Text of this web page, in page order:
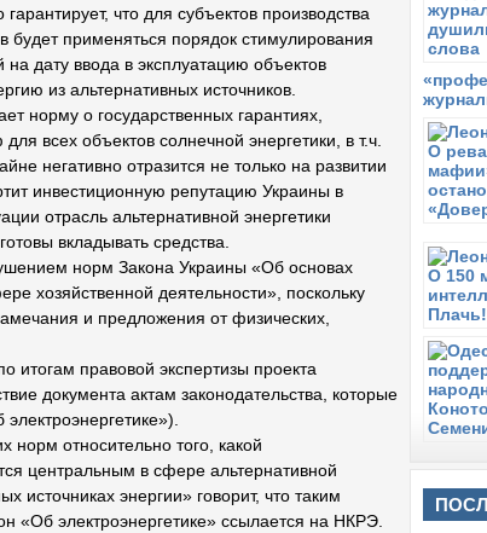
что для субъектов производства
будет применяться порядок стимулирования
на дату ввода в эксплуатацию объектов
из альтернативных источников.
норму о государственных гарантиях,
всех объектов солнечной энергетики, в т.ч.
негативно отразится не только на развитии
инвестиционную репутацию Украины в
отрасль альтернативной энергетики
вкладывать средства.
норм Закона Украины «Об основах
хозяйственной деятельности», поскольку
и предложения от физических,
итогам правовой экспертизы проекта
документа актам законодательства, которые
норм относительно того, какой
центральным в сфере альтернативной
источниках энергии» говорит, что таким
«Об электроэнергетике» ссылается на НКРЭ.
В